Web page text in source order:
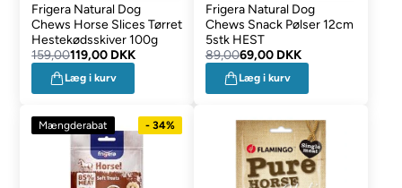
Frigera Natural Dog
Chews Horse Slices Tørret
Hestekødsskiver 100g
159,00119,00 DKK
Læg i kurv
Frigera Natural Dog
Chews Snack Pølser 12cm
5stk HEST
89,0069,00 DKK
Læg i kurv
Mængderabat - 34%